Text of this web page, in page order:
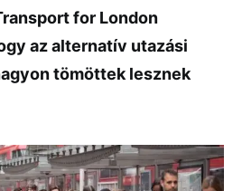
for London
az alternatív utazási
tömöttek lesznek